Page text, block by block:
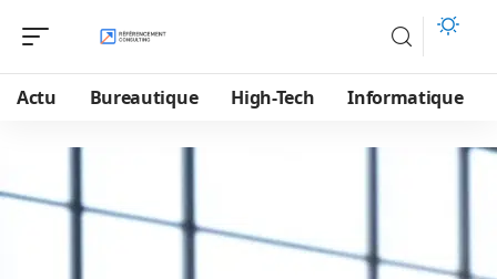
Actu Bureautique High-Tech Informatique